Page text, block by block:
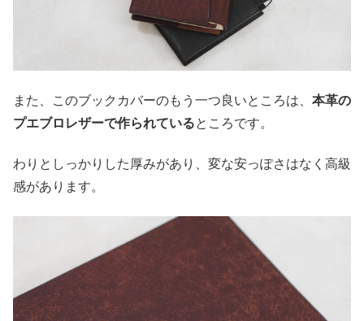
また、このブックカバーのもう一つ良いところは、 本革の
プエブロレザーで作られているところです。
わりとしっかりした厚みがあり、変な安っぽさはなく高級
感があります。